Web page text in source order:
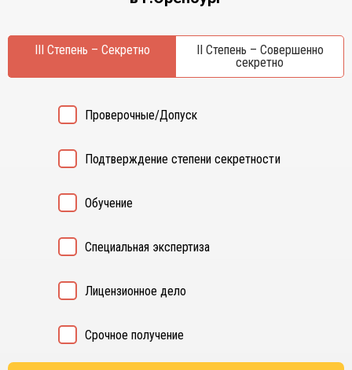
Л
Липецк
М
Магнитогорск
Махачкала
Мурманск
Н
Набережные Челны
Нижний Новгород
Нижний Тагил
Новосибирск
Хабаровск
III Степень – Секретно
II Степень – Совершенно
секретно
Проверочные/Допуск
Подтверждение степени секретности
Обучение
Специальная экспертиза
Лицензионное дело
Срочное получение